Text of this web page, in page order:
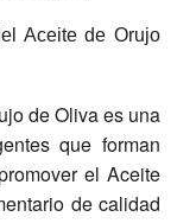
Aceite de Orujo
de Oliva es una
que forman
el Aceite
de calidad